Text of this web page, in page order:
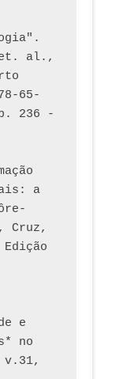
et. al.,
65-
236 -
a
Cruz,
e
no
v.31,